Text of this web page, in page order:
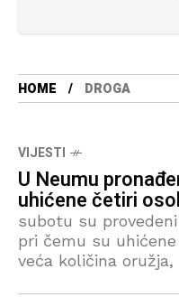
HOME DROGA
VIJESTI
U Neumu
uhićene četiri
subotu su
pri čemu su
veća količina